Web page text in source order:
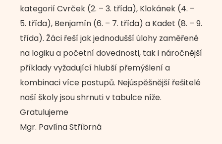
kategorií Cvrček (2. – 3. třída), Klokánek (4. –
5. třída), Benjamín (6. – 7. třída) a Kadet (8. – 9.
třída). Žáci řeší jak jednodušší úlohy zaměřené
na logiku a početní dovednosti, tak i náročnější
příklady vyžadující hlubší přemýšlení a
kombinaci více postupů. Nejúspěšnější řešitelé
naší školy jsou shrnuti v tabulce níže.
Gratulujeme
Mgr. Pavlína Stříbrná